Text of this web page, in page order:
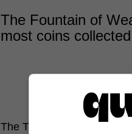
The Fountain of
most coins
The Trevi Fountain holds